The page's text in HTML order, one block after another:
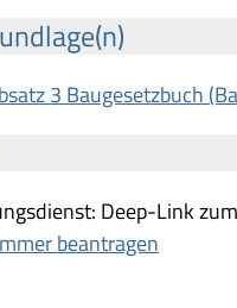
3 Baugesetzbuch
Deep-Link
beantragen